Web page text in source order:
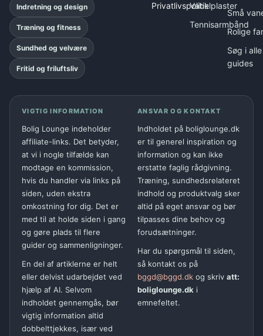
Indretning og design
Træning og fitness
Sundhed og velvære
Fritid og friluftsliv
PrivatlivspolitikVabelplaster
Tennisarmbånd
Små
Rolige
Søg i alle
guides
VIGTIG INFORMATION
Bolig Lounge indeholder
affiliate-links. Det betyder,
at vi i nogle tilfælde kan
modtage en kommission,
hvis du handler via links på
siden, uden ekstra
omkostning for dig. Det er
med til at holde siden i gang
og gøre plads til flere
guider og sammenligninger.
En del af artiklerne er helt
eller delvist udarbejdet ved
hjælp af AI. Selvom
indholdet gennemgås, bør
vigtig information altid
dobbelttjekkes, især ved
ANSVAR OG KONTAKT
Indholdet på boliglounge.dk
er til generel inspiration og
information og kan ikke
erstatte faglig rådgivning.
Træning, sundhedsrelateret
indhold og produktvalg sker
altid på eget ansvar og bør
tilpasses dine behov og
forudsætninger.
Har du spørgsmål til siden,
så kontakt os på
bggd@bggd.dk og skriv att:
boliglounge.dk i
emnefeltet.